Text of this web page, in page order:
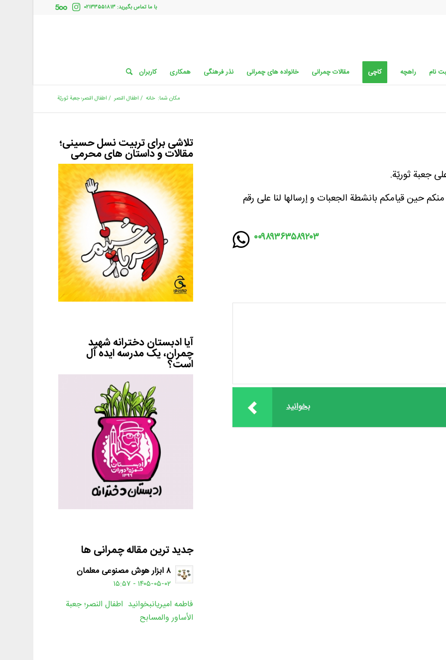
با ما تماس بگیرید: ۰۲۱۳۳۵۵۱۸۱۳
نام راهچه کاچی مقالات چمرانی خانواده های چمرانی نذر فرهنگی همکاری کاربران
مکان شما: خانه / اطفال النصر / اطفال النصر؛ جعبة ثوريّة
جعبة ثوريّة.
حين قيامكم بانشطة الجعبات و إرسالها لنا على رقم
۰۰۹۸۹۳۶۳۵۸۹۲۰۳
بخوانید
تلاشی برای تربیت نسل حسینی؛
مقالات و داستان های محرمی
آیا ادبستان دخترانه شهید
چمران، یک مدرسه ایده آل
است؟
جدید ترین مقاله چمرانی ها
۸ ابزار هوش مصنوعی معلمان
۱۴۰۵-۰۵-۰۲ - ۱۵:۵۷
فاطمه امیریانبخوانید اطفال النصر؛ جعبة
الأساور والمسابح